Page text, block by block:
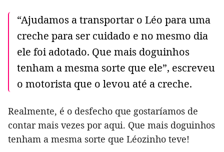
“Ajudamos a transportar o Léo para uma
creche para ser cuidado e no mesmo dia
ele foi adotado. Que mais doguinhos
tenham a mesma sorte que ele”, escreveu
o motorista que o levou até a creche.
Realmente, é o desfecho que gostaríamos de
contar mais vezes por aqui. Que mais doguinhos
tenham a mesma sorte que Léozinho teve!